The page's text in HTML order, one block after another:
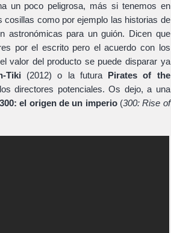
un poco peligrosa, más si tenemos en
como por ejemplo las historias de
astronómicas para un guión. Dicen que
por el escrito pero el acuerdo con los
valor del producto se puede disparar ya
Tiki (2012) o la futura Pirates of the
directores potenciales. Os dejo, a una
300: el origen de un imperio(300: Rise of